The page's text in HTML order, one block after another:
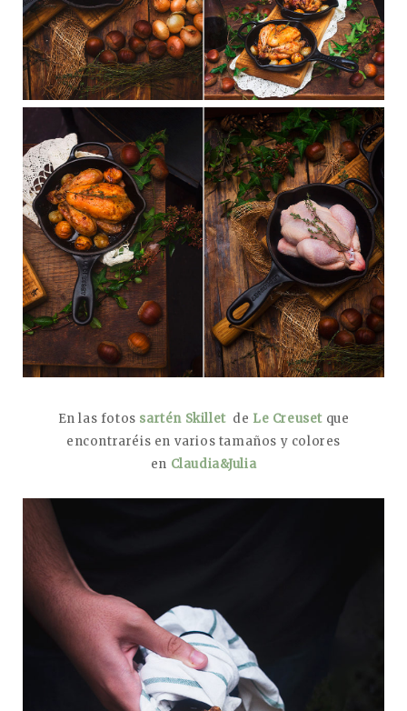
En las fotos sartén Skillet de Le Creuset que
encontraréis en varios tamaños y colores
en Claudia&Julia